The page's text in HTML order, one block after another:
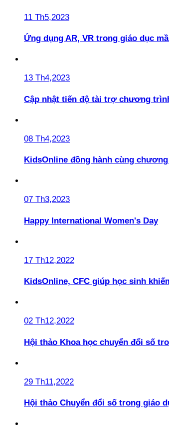
11 Th5,2023
Ứng dụng AR, VR trong giáo dục
13 Th4,2023
Cập nhật tiến độ tài trợ chương
08 Th4,2023
KidsOnline đồng hành cùng
07 Th3,2023
Happy International Women's Day
17 Th12,2022
KidsOnline, CFC giúp học sinh
02 Th12,2022
Hội thảo Khoa học chuyển đổi số
29 Th11,2022
Hội thảo Chuyển đổi số trong giáo